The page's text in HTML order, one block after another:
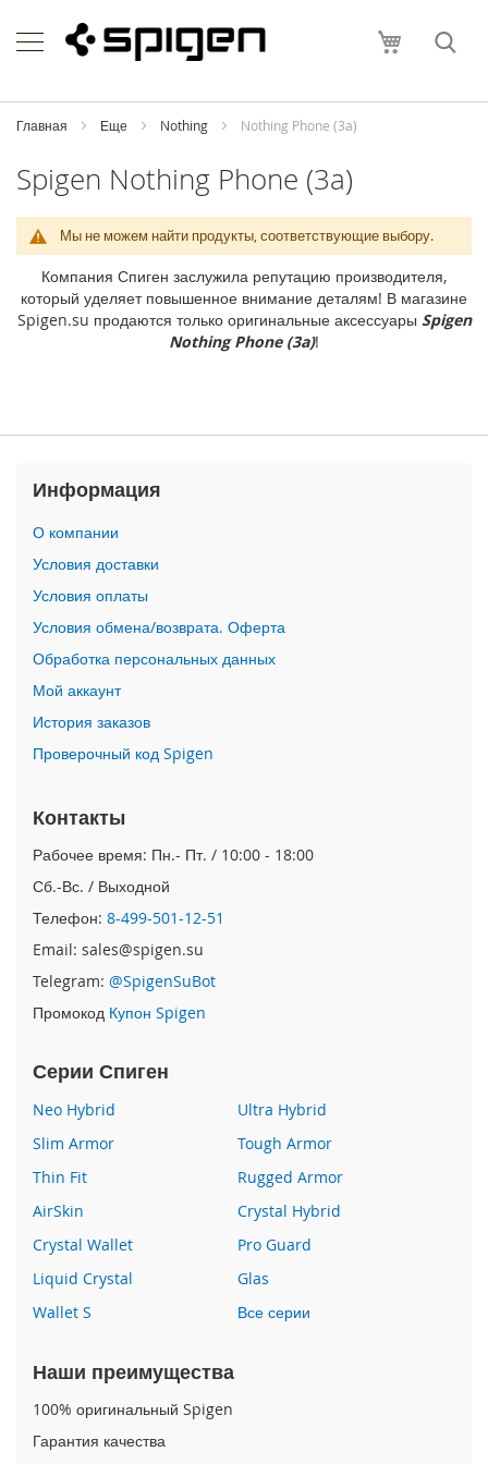
to
Content
Моя
h
o
i
P
h
e
1
M
P
h
o
n
e
1
7
P
r
o
i
o
n
e
A
i
r
i
P
h
e
7
P
h
o
n
1
6
P
o
a
Главная Еще Nothing Nothing Phone (3a)
Spigen Nothing Phone (3a)
Мы не можем найти продукты, соответствующие выбору.
Компания Спиген заслужила репутацию производителя,
который уделяет повышенное внимание деталям! В магазине
Spigen.su продаются только оригинальные аксессуары Spigen
Nothing Phone (3a)!
Информация
О компании
Условия доставки
Условия оплаты
Условия обмена/возврата. Оферта
Обработка персональных данных
Мой аккаунт
История заказов
Проверочный код Spigen
Контакты
Рабочее время: Пн.- Пт. / 10:00 - 18:00
Сб.-Вс. / Выходной
Телефон: 8-499-501-12-51
Email: sales@spigen.su
Telegram: @SpigenSuBot
Промокод Купон Spigen
Серии Спиген
Neo Hybrid
Ultra Hybrid
Slim Armor
Tough Armor
Thin Fit
Rugged Armor
AirSkin
Crystal Hybrid
Crystal Wallet
Pro Guard
Liquid Crystal
Glas
Wallet S
Все серии
Наши преимущества
100% оригинальный Spigen
Гарантия качества